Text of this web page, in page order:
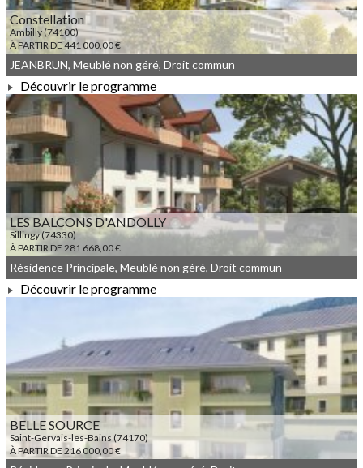
Constellation
Ambilly (74100)
À PARTIR DE 441 000,00 €
À PARTIR DE 441 000,00 €
JEANBRUN, Meublé non géré, Droit commun
Découvrir le programme
LES BALCONS D'ANDOLLY
Sillingy (74330)
À PARTIR DE 281 668,00 €
À PARTIR DE 281 668,00 €
Résidence Principale, Meublé non géré, Droit commun
Découvrir le programme
BELLE SOURCE
Saint-Gervais-les-Bains (74170)
À PARTIR DE 216 000,00 €